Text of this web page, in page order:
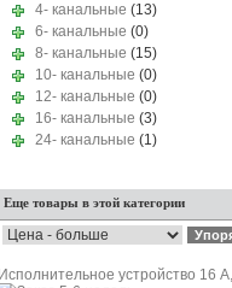
4- канальные (13)
6- канальные (0)
8- канальные (15)
10- канальные (0)
12- канальные (0)
16- канальные (3)
24- канальные (1)
Еще товары в этой категории
Исполнительное устройство 16